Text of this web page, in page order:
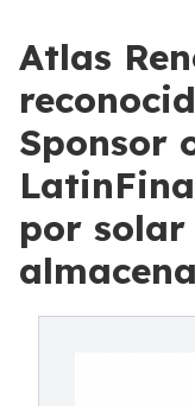
Atlas
Sponsor
por